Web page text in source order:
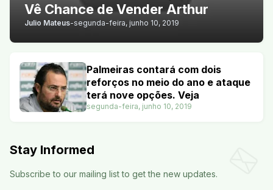
Vê Chance de Vender Arthur
Julio Mateus-segunda-feira, junho 10, 2019
Palmeiras contará com dois
reforços no meio do ano e ataque
terá nove opções. Veja
segunda-feira, junho 10, 2019
Stay Informed
Subscribe to our mailing list to get the new updates.